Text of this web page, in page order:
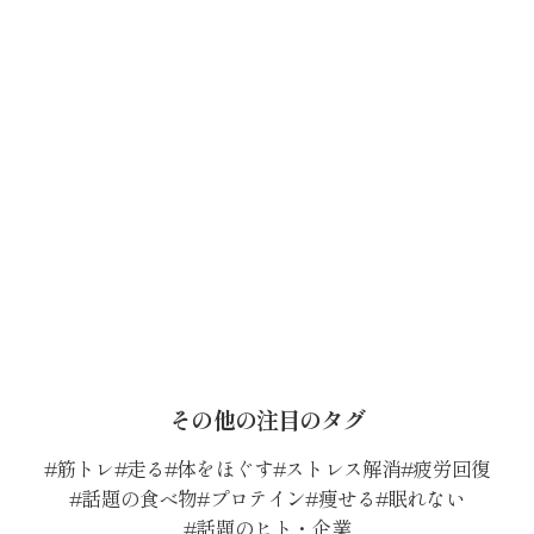
その他の注目のタグ
筋トレ 走る 体をほぐす ストレス解消 疲労回復
話題の食べ物 プロテイン 痩せる 眠れない
話題のヒト・企業